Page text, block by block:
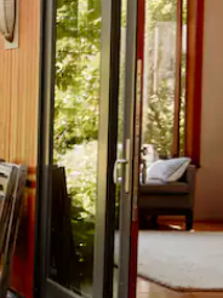
et en faisant glisser.